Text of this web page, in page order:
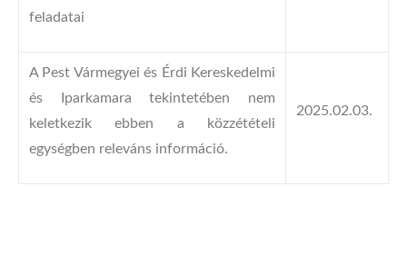
feladatai
A Pest Vármegyei és Érdi Kereskedelmi
és Iparkamara tekintetében nem
keletkezik ebben a közzétételi
egységben releváns információ.
2025.02.03.